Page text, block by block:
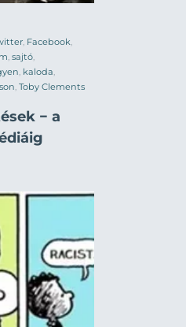
Facebook
sajtó
kaloda
Toby Clements
− a